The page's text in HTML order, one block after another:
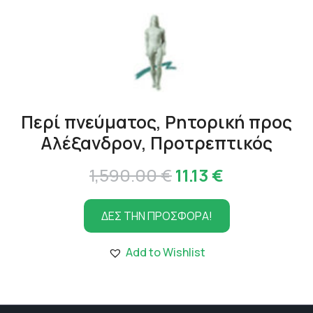
Περί πνεύματος, Ρητορική προς
Αλέξανδρον, Προτρεπτικός
1,590.00€Original
price
was:
1,590.00 €.
11.13 €
τρέχουσα
τιμή
ΔΕΣ ΤΗΝ ΠΡΟΣΦΟΡΑ!
Add to Wishlist